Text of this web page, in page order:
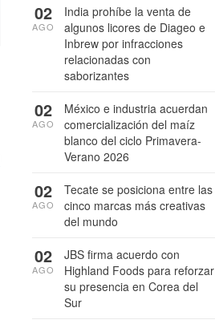
India prohíbe la venta de
algunos licores de Diageo e
Inbrew por infracciones
relacionadas con
saborizantes
02
AGO
México e industria acuerdan
comercialización del maíz
blanco del ciclo Primavera-
Verano 2026
02
AGO
Tecate se posiciona entre las
cinco marcas más creativas
del mundo
02
AGO
JBS firma acuerdo con
Highland Foods para reforzar
su presencia en Corea del
Sur
02
AGO